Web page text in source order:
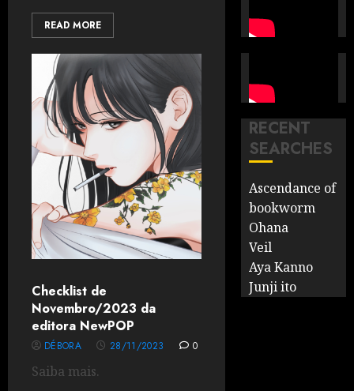
READ MORE
Checklist de
Novembro/2023 da
editora NewPOP
DÉBORA 28/11/2023 0
Saiba mais.
RECENT
SEARCHES
Ascendance of
bookworm
Ohana
Veil
Aya Kanno
Junji ito